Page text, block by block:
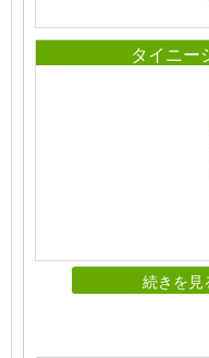
タイニー
続きを見